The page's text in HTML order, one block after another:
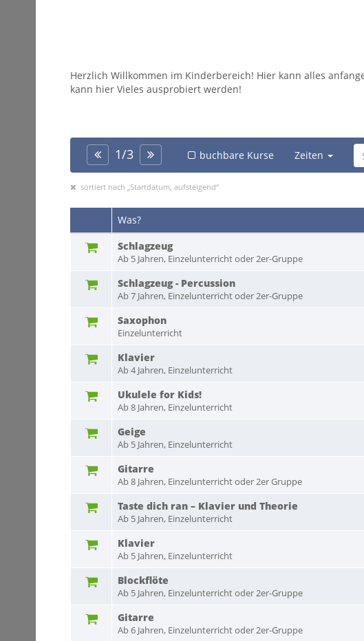
Herzlich Willkommen im Kinderbereich! Hier kann alles
kann hier Vieles ausprobiert werden!
1/3 buchbare Kurse Zeiten
sortiert nach „Startdatum, aufsteigend“
Was?
Schlagzeug
Ab 5 Jahren, Einzelunterricht oder 2er-Gruppe
Schlagzeug - Percussion
Ab 7 Jahren, Einzelunterricht oder 2er-Gruppe
Saxophon
Einzelunterricht
Klavier
Ab 4 Jahren, Einzelunterricht
Ukulele for Kids!
Ab 8 Jahren, Einzelunterricht
Geige
Ab 5 Jahren, Einzelunterricht
Gitarre
Ab 8 Jahren, Einzelunterricht oder 2er Gruppe
Taste dich ran – Klavier und Theorie
Ab 5 Jahren, Einzelunterricht
Klavier
Ab 5 Jahren, Einzelunterricht
Blockflöte
Ab 5 Jahren, Einzelunterricht oder 2er-Gruppe
Gitarre
Ab 6 Jahren, Einzelunterricht oder 2er-Gruppe